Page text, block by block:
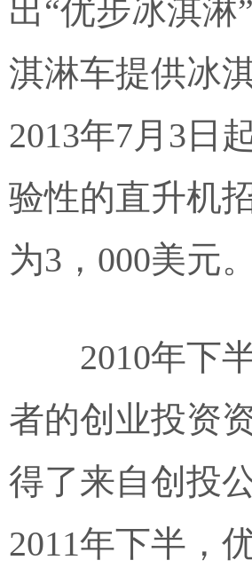
出“优步冰淇
淇淋车提供冰
2013年7月3日
验性的直升机
为3，000美元。
2010年下
者的创业投资
得了来自创投
2011年下半，